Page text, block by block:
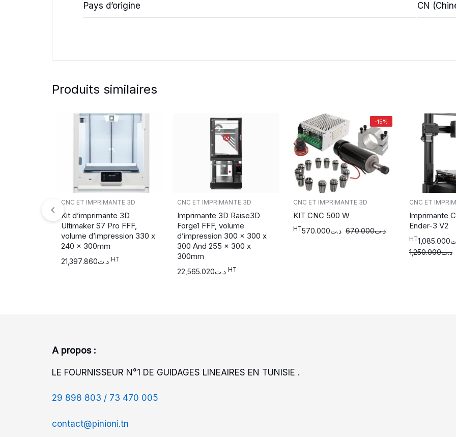
Pays d’origine CN
Produits similaires
CNC ET IMPRIMANTE 3D
Kit d’imprimante 3D
Ultimaker S7 Pro FFF,
volume d’impression 330 x
240 x 300mm
د.ت21,397.860 HT
CNC ET IMPRIMANTE 3D
Imprimante 3D Raise3D
Forge1 FFF, volume
d’impression 300 x 300 x
300 And 255 x 300 x
300mm
د.ت22,565.020 HT
-15%
CNC ET IMPRIMANTE 3D
KIT CNC 500 W
د.ت570.000 د.ت670.000
HT
CNC ET
Imprimante
Ender-3 V2
1,085.000
د.ت1,250.000
HT
A propos :
LE FOURNISSEUR N°1 DE GUIDAGES LINEAIRES EN TUNISIE .
29 898 803 / 73 470 005
contact@pinioni.tn